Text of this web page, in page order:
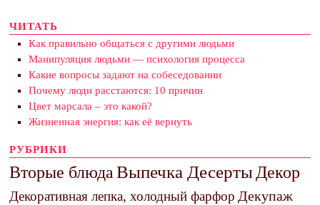
ЧИТАТЬ
Как правильно общаться с другими людьми
Манипуляция людьми — психология процесса
Какие вопросы задают на собеседовании
Почему люди расстаются: 10 причин
Цвет марсала – это какой?
Жизненная энергия: как её вернуть
РУБРИКИ
Вторые блюда Выпечка Десерты Декор
Декоративная лепка, холодный фарфор Декупаж